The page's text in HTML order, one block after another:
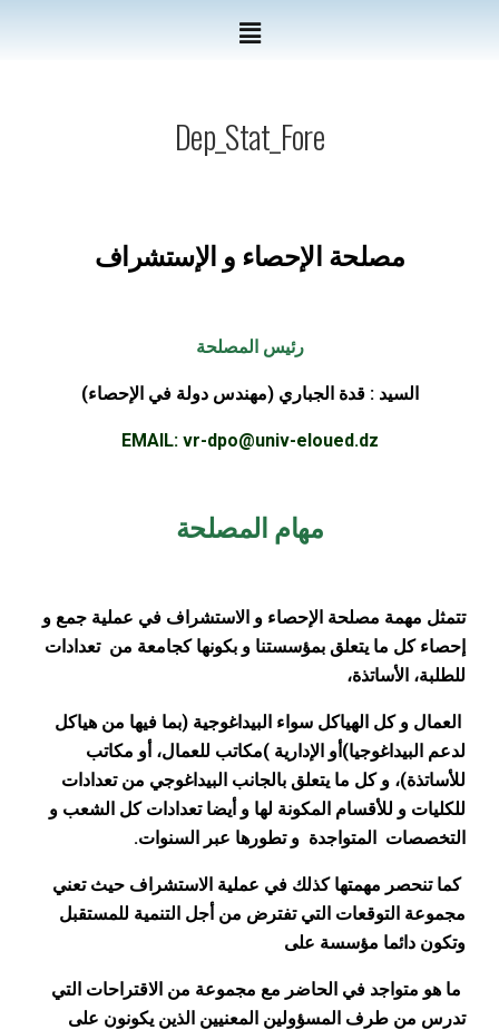
Dep_Stat_Fore
مصلحة اﻹحصاء و اﻹستشراف
رئيس المصلحة
السيد : قدة الجباري (مهندس دولة في الإحصاء)
EMAIL:vr-dpo@univ-eloued.dz
مهام المصلحة
تتمثل مهمة مصلحة الإحصاء و الاستشراف في عملية جمع و
إحصاء كل ما يتعلق بمؤسستنا و بكونها كجامعة من تعدادات
للطلبة، الأساتذة،
العمال و كل الهياكل سواء البيداغوجية (بما فيها من هياكل
لدعم البيداغوجيا)أو الإدارية (مكاتب للعمال، أو مكاتب
للأساتذة)، و كل ما يتعلق بالجانب البيداغوجي من تعدادات
للكليات و للأقسام المكونة لها و أيضا تعدادات كل الشعب و
التخصصات المتواجدة و تطورها عبر السنوات.
كما تنحصر مهمتها كذلك في عملية الاستشراف حيث تعني
مجموعة التوقعات التي تفترض من أجل التنمية للمستقبل
وتكون دائما مؤسسة على
ما هو متواجد في الحاضر مع مجموعة من الاقتراحات التي
تدرس من طرف المسؤولين المعنيين الذين يكونون على